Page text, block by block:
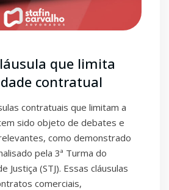
que limita
contratual
contratuais que limitam a
sido objeto de debates e
como demonstrado
pela 3ª Turma do
Justiça (STJ). Essas cláusulas
comerciais,